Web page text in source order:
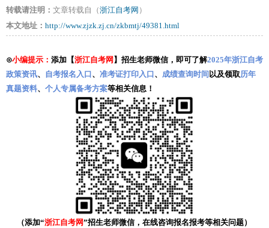
转载请注明： 文章转载自（浙江自考网 ）
本文地址： http://www.zjzk.zj.cn/zkbmtj/49381.html
⊙小编提示： 添加【浙江自考网 】招生老师微信，即可了解2025年浙江自考
政策资讯、 自考报名入口 、 准考证打印入口 、 成绩查询时间 以及领取历年
真题资料、 个人专属备考方案等相关信息！
（添加“浙江自考网”招生老师微信，在线咨询报名报考等相关问题）